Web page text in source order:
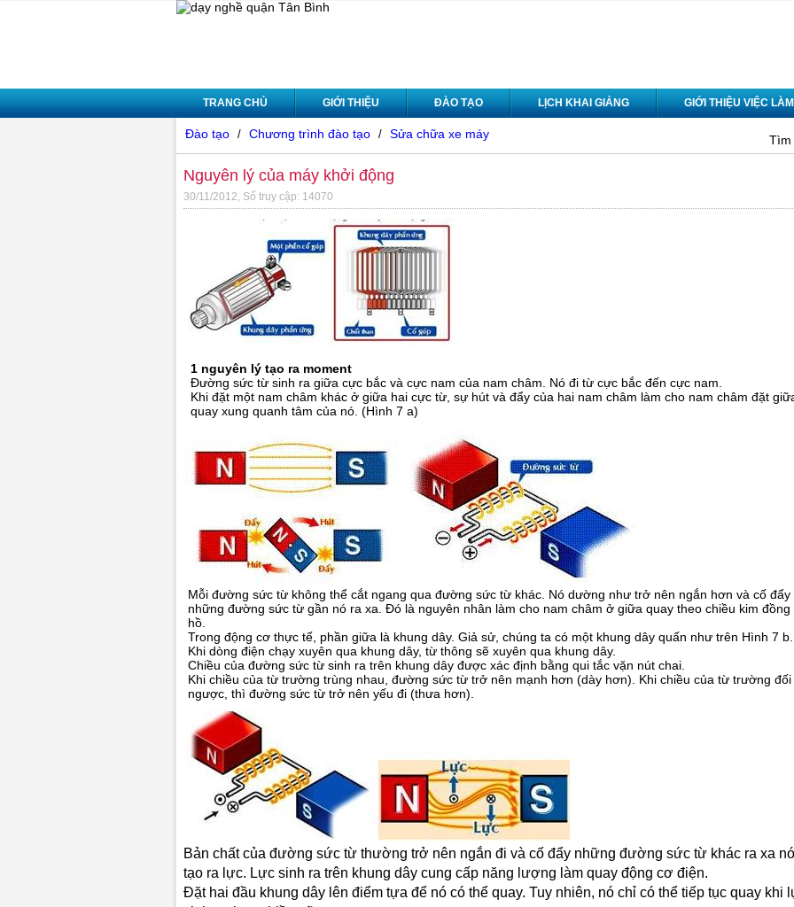
TRANG CHỦ GIỚI THIỆU ĐÀO TẠO LỊCH KHAI GIẢNG GIỚI THIỆU VIỆC LÀM
Đào tạo / Chương trình đào tạo / Sửa chữa xe máy Tìm
Nguyên lý của máy khởi động
30/11/2012, Số truy cập: 14070
1 nguyên lý tạo ra moment
Đường sức từ sinh ra giữa cực bắc và cực nam của nam châm. Nó đi từ cực bắc đến cực nam.
Khi đặt một nam châm khác ở giữa hai cực từ, sự hút và đẩy của hai nam châm làm cho nam châm đặt
quay xung quanh tâm của nó. (Hình 7 a)
Mỗi đường sức từ không thể cắt ngang qua đường sức từ khác. Nó dường như trở nên ngắn hơn và cố đẩy
những đường sức từ gần nó ra xa. Đó là nguyên nhân làm cho nam châm ở giữa quay theo chiều kim đồng
hồ.
Trong động cơ thực tế, phần giữa là khung dây. Giả sử, chúng ta có một khung dây quấn như trên Hình 7 b.
Khi dòng điện chạy xuyên qua khung dây, từ thông sẽ xuyên qua khung dây.
Chiều của đường sức từ sinh ra trên khung dây được xác định bằng qui tắc vặn nút chai.
Khi chiều của từ trường trùng nhau, đường sức từ trở nên mạnh hơn (dày hơn). Khi chiều của từ trường đối
ngược, thì đường sức từ trở nên yếu đi (thưa hơn).
Bản chất của đường sức từ thường trở nên ngắn đi và cố đẩy những đường sức từ khác ra xa nó
tạo ra lực. Lực sinh ra trên khung dây cung cấp năng lượng làm quay động cơ điện.
Đặt hai đầu khung dây lên điểm tựa để nó có thể quay. Tuy nhiên, nó chỉ có thể tiếp tục quay khi